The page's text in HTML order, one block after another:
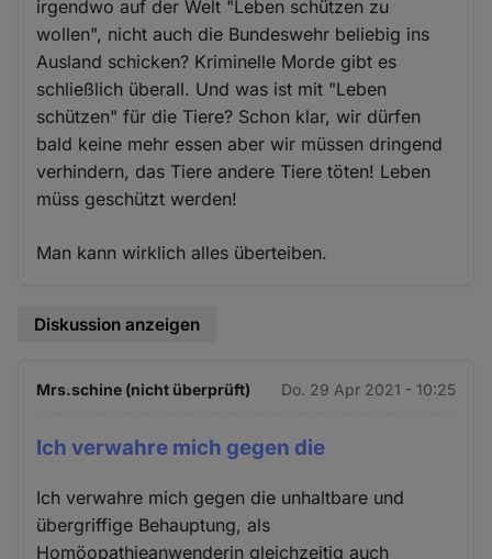
irgendwo auf der Welt "Leben schützen zu
wollen", nicht auch die Bundeswehr beliebig ins
Ausland schicken? Kriminelle Morde gibt es
schließlich überall. Und was ist mit "Leben
schützen" für die Tiere? Schon klar, wir dürfen
bald keine mehr essen aber wir müssen dringend
verhindern, das Tiere andere Tiere töten! Leben
müss geschützt werden!
Man kann wirklich alles überteiben.
Diskussion anzeigen
Mrs.schine (nicht überprüft) Do. 29 Apr 2021 - 10:25
Ich verwahre mich gegen die
Ich verwahre mich gegen die unhaltbare und
übergriffige Behauptung, als
Homöopathieanwenderin gleichzeitig auch